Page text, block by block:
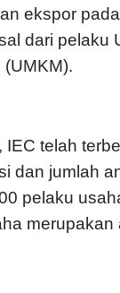
ekspor
dari pelaku
IEC telah
dan jumlah
pelaku
merupakan